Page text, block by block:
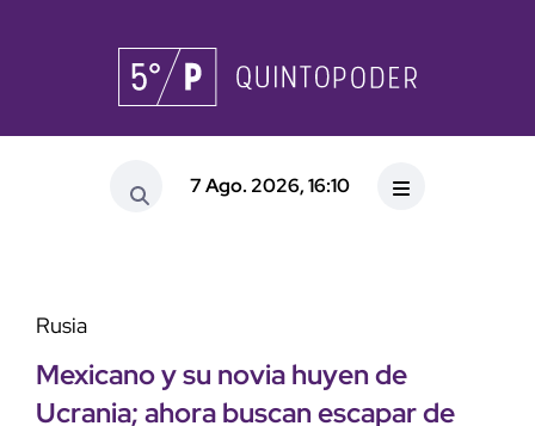
7 Ago. 2026, 16:10
Rusia
Mexicano y su novia huyen de
Ucrania; ahora buscan escapar de